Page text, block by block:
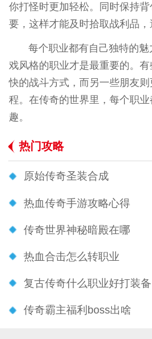
你打怪时更加轻松。同时保持
要，这样才能及时拾取战利品，
每个职业都有自己独特的
戏风格的职业才是最重要的。
快的战斗方式，而另一些朋友
程。在传奇的世界里，每个职
趣。
热门攻略
原始传奇圣装合成
热血传奇手游攻略心得
传奇世界神秘暗殿在哪
热血合击怎么转职业
复古传奇什么职业好打装备
传奇霸主福利boss出啥